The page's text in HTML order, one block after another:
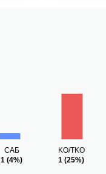
САБ
1 (4%)
KO/TKO
1 (25%)